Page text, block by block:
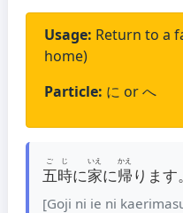
Usage: Return to a
home)
Particle: に or へ
五時
ごじ
に家
いえ
に帰
かえ
ります。
[Goji ni ie ni